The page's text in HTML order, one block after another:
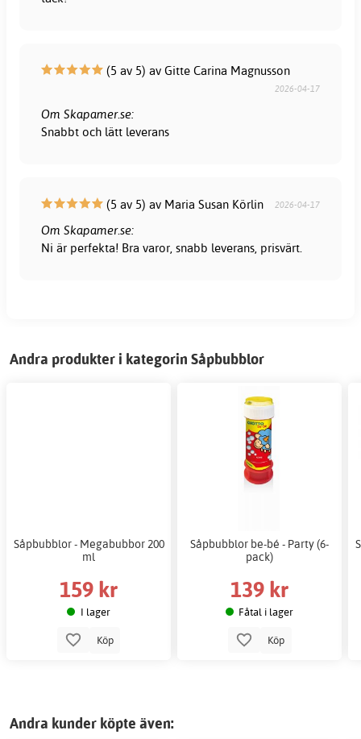
(5 av 5) av Gitte Carina Magnusson
2026-04-17
Om Skapamer.se:
Snabbt och lätt leverans
(5 av 5) av Maria Susan Körlin 2026-04-17
Om Skapamer.se:
Ni är perfekta! Bra varor, snabb leverans, prisvärt.
Andra produkter i kategorin Såpbubblor
Såpbubblor - Megabubbor 200
ml
159 kr
I lager
Köp
Såpbubblor be-bé - Party (6-
pack)
139 kr
Fåtal i lager
Köp
Andra kunder köpte även: